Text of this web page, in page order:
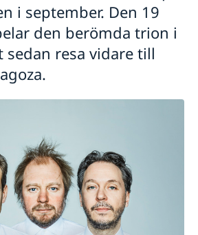
i Spanien
i september. Den 19
den berömda trion i
resa vidare till